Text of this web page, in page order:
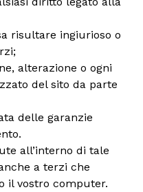
risultare ingiurioso o
alterazione o ogni
del sito da parte
delle garanzie
all’interno di tale
a terzi che
il vostro computer.